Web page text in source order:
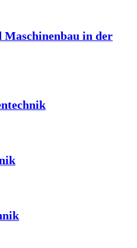
Maschinenbau in der